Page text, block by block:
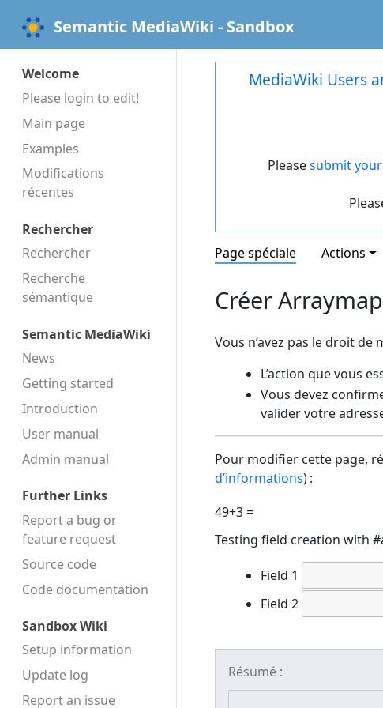
Semantic MediaWiki - Sandbox
Welcome
Please login to edit!
Main page
Examples
Modifications
récentes
Rechercher
Rechercher
Recherche
sémantique
Semantic MediaWiki
News
Getting started
Introduction
User manual
Admin manual
Further Links
Report a bug or
feature request
Source code
Code docu­mentation
Sandbox Wiki
Setup information
Update log
Report an issue
MediaWiki Users
Pleasesubmit
Page spéciale Actions
Créer
Vous n’avez pas le droit
L’action que vous
Vous devez
valider votre
Pour modifier cette page,
d’informations) :
49+3 =
Testing field creation with
Field 1
Field 2
Résumé :